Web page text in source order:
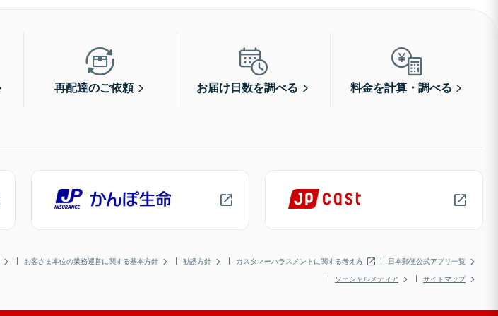
再配達のご依頼 お届け日数を調べる 料金を計算・調べる
お客さま本位の業務運営に関する基本方針 勧誘方針 カスタマーハラスメントに関する考え方
日本郵便公式アプリ一覧
ソーシャルメディア
サイトマップ